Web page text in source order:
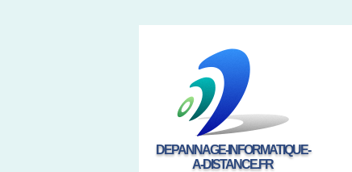
DEPANNAGE-INFORMATIQUE-
A-DISTANCE.FR